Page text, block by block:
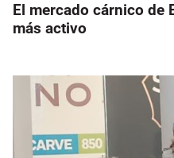
El mercado cárnico de
más activo